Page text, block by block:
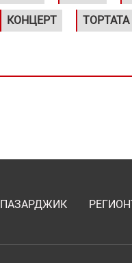
КОНЦЕРТ ТОРТАТА
ПАЗАРДЖИК